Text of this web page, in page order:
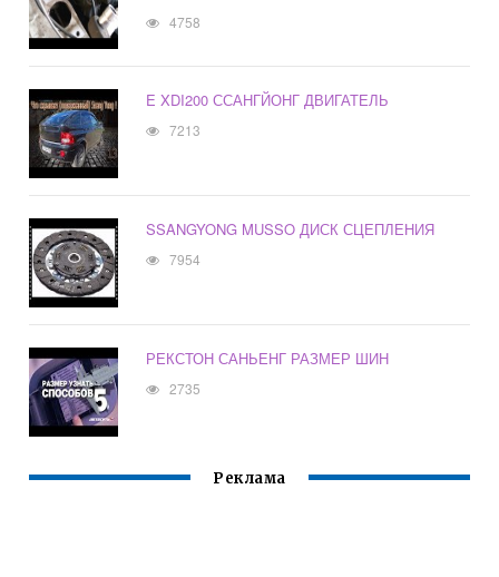
4758
E XDI200 ССАНГЙОНГ ДВИГАТЕЛЬ
7213
SSANGYONG MUSSO ДИСК СЦЕПЛЕНИЯ
7954
РЕКСТОН САНЬЕНГ РАЗМЕР ШИН
2735
Реклама